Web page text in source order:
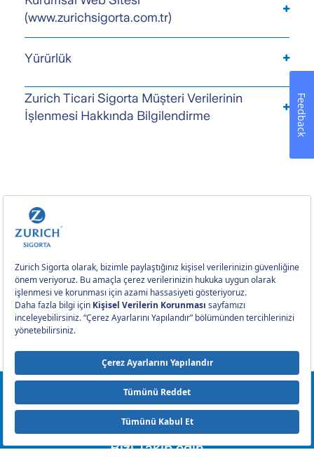
(www.zurichsigorta.com.tr)
Yürürlük
Zurich Ticari Sigorta Müşteri Verilerinin
İşlenmesi Hakkında Bilgilendirme
0212 393 2000
Bizi Takip edin
Feedback